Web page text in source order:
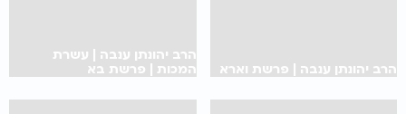
הרב יהונתן ענבה | פרשת וארא
הרב יהונתן ענבה | עשרת
המכות | פרשת בא